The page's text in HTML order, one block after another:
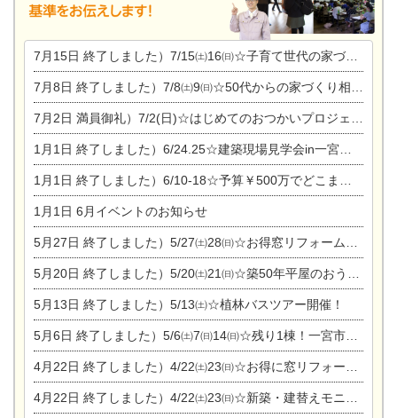
7月15日 終了しました）7/15㈯16㈰☆子育て世代の家づくり相談会
7月8日 終了しました）7/8㈯9㈰☆50代からの家づくり相談会
7月2日 満員御礼）7/2(日)☆はじめてのおつかいプロジェクト
1月1日 終了しました）6/24.25☆建築現場見学会in一宮市木曽川町
1月1日 終了しました）6/10-18☆予算￥500万でどこまでできるの？リフォーム相談会
1月1日 6月イベントのお知らせ
5月27日 終了しました）5/27㈯28㈰☆お得窓リフォーム個別相談会
5月20日 終了しました）5/20㈯21㈰☆築50年平屋のおうちリノベーション完成見学会
5月13日 終了しました）5/13㈯☆植林バスツアー開催！
5月6日 終了しました）5/6㈯7㈰14㈰☆残り1棟！一宮市限定モニター募集相談会(新築・建替え)
4月22日 終了しました）4/22㈯23㈰☆お得に窓リフォーム個別相談会
4月22日 終了しました）4/22㈯23㈰☆新築・建替えモニター募集個別相談会